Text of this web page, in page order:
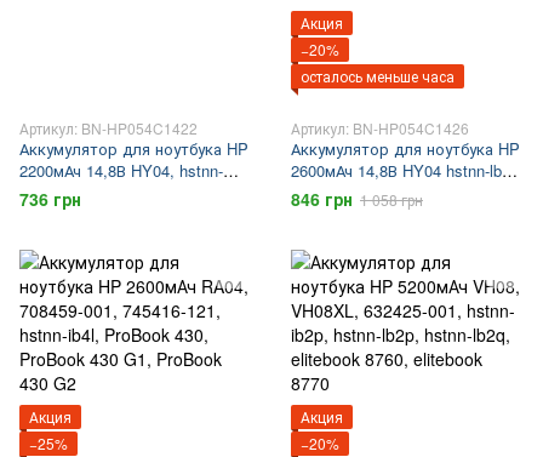
Артикул: BN-HP054C1422
Аккумулятор для ноутбука HP
2200мАч 14,8В HY04, hstnn-
lb4u, Pavilion 14, TouchSmart 14
736 грн
Акция
−20%
осталось меньше часа
Артикул: BN-HP054C1426
Аккумулятор для ноутбука HP
2600мАч 14,8В HY04 hstnn-lb4u
Pavilion 14 TouchSmart 14
846 грн 1 058 грн
Акция
−25%
Акция
−20%